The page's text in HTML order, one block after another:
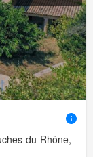
du-Rhône,